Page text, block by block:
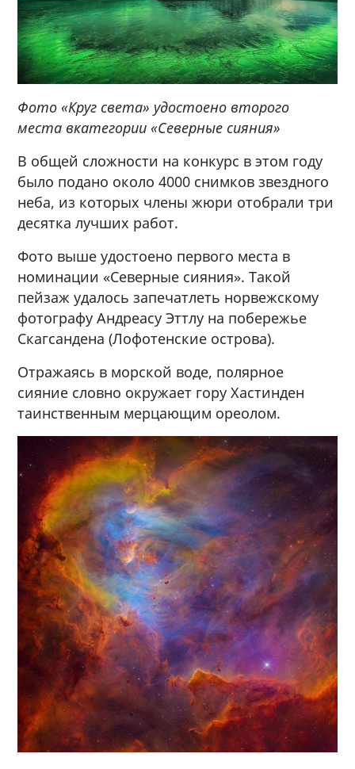
Фото «Круг света» удостоено второго
места вкатегории «Северные сияния»
В общей сложности на конкурс в этом году
было подано около 4000 снимков звездного
неба, из которых члены жюри отобрали три
десятка лучших работ.
Фото выше удостоено первого места в
номинации «Северные сияния». Такой
пейзаж удалось запечатлеть норвежскому
фотографу Андреасу Эттлу на побережье
Скагсандена (Лофотенские острова).
Отражаясь в морской воде, полярное
сияние словно окружает гору Хастинден
таинственным мерцающим ореолом.